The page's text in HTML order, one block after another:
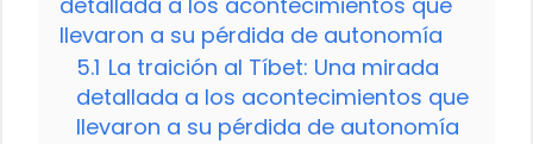
llevaron a su pérdida de autonomía
5.1 La traición al Tíbet: Una mirada
detallada a los acontecimientos que
llevaron a su pérdida de autonomía